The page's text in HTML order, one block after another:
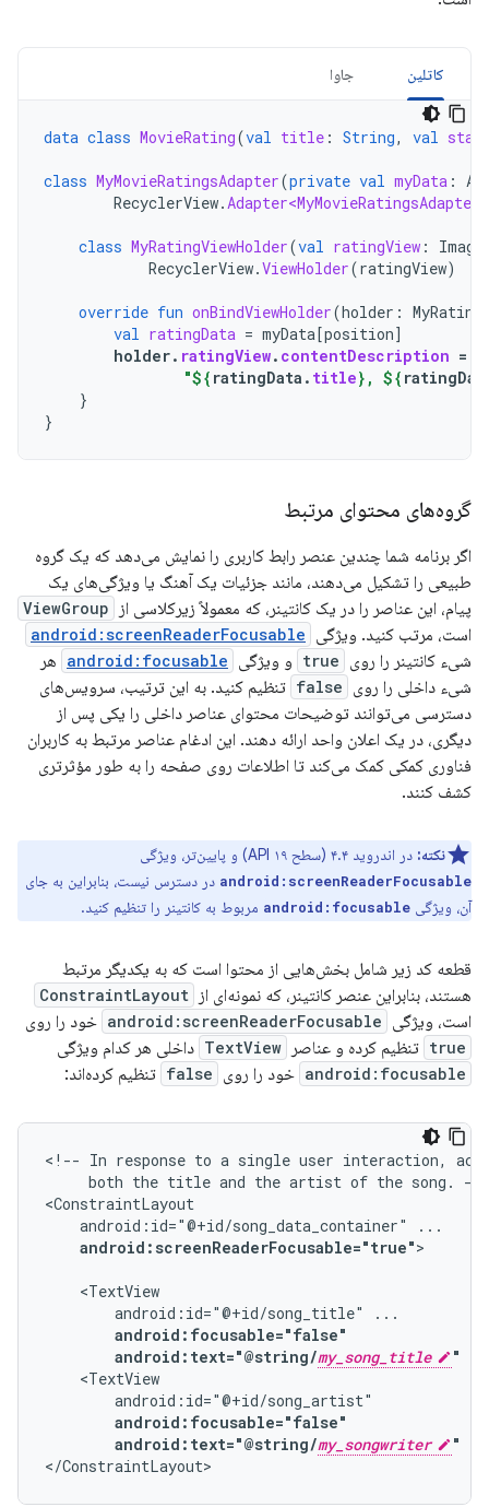
کاتلین جاوا
data class MovieRating(val title : String, val
class MyMovieRatingsAdapter(private val myData :
RecyclerView.Adapter<MyMovieRatingsAdapter
class MyRatingViewHolder(val ratingView :
RecyclerView.ViewHolder(ratingView)
override fun onBindViewHolder(holder :
val ratingData = myData[position]
holder. ratingView. contentDescription =
"${ ratingData . title} , ${
}
}
گروه‌های محتوای مرتبط
اگر برنامه شما چندین عنصر رابط کاربری را نمایش می‌دهد که یک گروه
طبیعی را تشکیل می‌دهند، مانند جزئیات یک آهنگ یا ویژگی‌های یک
پیام، این عناصر را در یک کانتینر، که معمولاً زیرکلاسی از
ViewGroup
است، مرتب کنید. ویژگی android:screenReaderFocusable
شیء کانتینر را روی true و ویژگی android:focusable هر
شیء داخلی را روی false تنظیم کنید. به این ترتیب، سرویس‌های
دسترسی می‌توانند توضیحات محتوای عناصر داخلی را یکی پس از
دیگری، در یک اعلان واحد ارائه دهند. این ادغام عناصر مرتبط به کاربران
فناوری کمکی کمک می‌کند تا اطلاعات روی صفحه را به طور مؤثرتری
کشف کنند.
نکته: در اندروید ۴.۴ (سطح API ۱۹) و پایین‌تر، ویژگی
android:screenReaderFocusable در دسترس نیست، بنابراین به جای
آن، ویژگی android:focusable مربوط به کانتینر را تنظیم کنید.
قطعه کد زیر شامل بخش‌هایی از محتوا است که به یکدیگر مرتبط
هستند، بنابراین عنصر کانتینر، که نمونه‌ای از ConstraintLayout
است، ویژگی android:screenReaderFocusable خود را روی
true تنظیم کرده و عناصر TextView داخلی هر کدام ویژگی
android:focusable خود را روی false تنظیم کرده‌اند:
<!-- In response to a single user interaction,
both the title and the artist of the song.
-->
android:id="@+id/song_data_container"
android:screenReaderFocusable="true">
android:id="@+id/song_title"
android:focusable="false"
android:text="@string/my_song_title "
android:focusable="false"
android:text="@string/my_songwriter "
</ConstraintLayout>